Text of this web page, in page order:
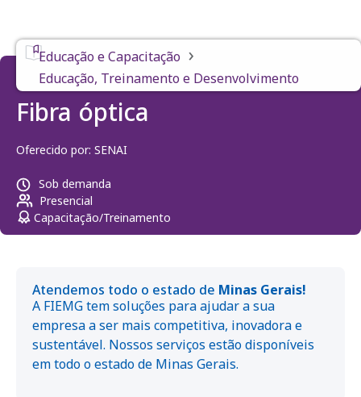
Educação e Capacitação ›
Educação, Treinamento e Desenvolvimento
Fibra óptica
Oferecido por: SENAI
Sob demanda
Presencial
Capacitação/Treinamento
Atendemos todo o estado de Minas Gerais!
A FIEMG tem soluções para ajudar a sua
empresa a ser mais competitiva, inovadora e
sustentável. Nossos serviços estão disponíveis
em todo o estado de Minas Gerais.